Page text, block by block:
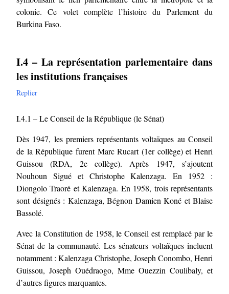
colonie. Ce volet complète l’histoire du Parlement du
Burkina Faso.
I.4 – La représentation parlementaire dans
les institutions françaises
Replier
I.4.1 – Le Conseil de la République (le Sénat)
Dès 1947, les premiers représentants voltaïques au Conseil
de la République furent Marc Rucart (1er collège) et Henri
Guissou (RDA, 2e collège). Après 1947, s’ajoutent
Nouhoun Sigué et Christophe Kalenzaga. En 1952 :
Diongolo Traoré et Kalenzaga. En 1958, trois représentants
sont désignés : Kalenzaga, Bégnon Damien Koné et Blaise
Bassolé.
Avec la Constitution de 1958, le Conseil est remplacé par le
Sénat de la communauté. Les sénateurs voltaïques incluent
notamment : Kalenzaga Christophe, Joseph Conombo, Henri
Guissou, Joseph Ouédraogo, Mme Ouezzin Coulibaly, et
d’autres figures marquantes.